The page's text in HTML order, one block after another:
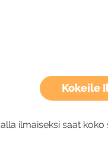
Kokeile
ilmaiseksi saat